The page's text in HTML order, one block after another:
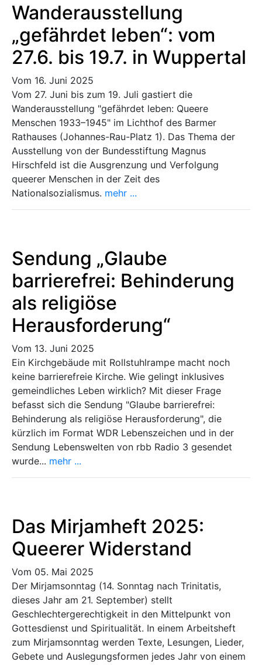
Wanderausstellung
„gefährdet leben“: vom
27.6. bis 19.7. in Wuppertal
Vom 16. Juni 2025
Vom 27. Juni bis zum 19. Juli gastiert die
Wanderausstellung "gefährdet leben: Queere
Menschen 1933–1945" im Lichthof des Barmer
Rathauses (Johannes-Rau-Platz 1). Das Thema der
Ausstellung von der Bundesstiftung Magnus
Hirschfeld ist die Ausgrenzung und Verfolgung
queerer Menschen in der Zeit des
Nationalsozialismus. mehr ...
Sendung „Glaube
barrierefrei: Behinderung
als religiöse
Herausforderung“
Vom 13. Juni 2025
Ein Kirchgebäude mit Rollstuhlrampe macht noch
keine barrierefreie Kirche. Wie gelingt inklusives
gemeindliches Leben wirklich? Mit dieser Frage
befasst sich die Sendung "Glaube barrierefrei:
Behinderung als religiöse Herausforderung", die
kürzlich im Format WDR Lebenszeichen und in der
Sendung Lebenswelten von rbb Radio 3 gesendet
wurde... mehr ...
Das Mirjamheft 2025:
Queerer Widerstand
Vom 05. Mai 2025
Der Mirjamsonntag (14. Sonntag nach Trinitatis,
dieses Jahr am 21. September) stellt
Geschlechtergerechtigkeit in den Mittelpunkt von
Gottesdienst und Spiritualität. In einem Arbeitsheft
zum Mirjamsonntag werden Texte, Lesungen, Lieder,
Gebete und Auslegungsformen jedes Jahr von einem